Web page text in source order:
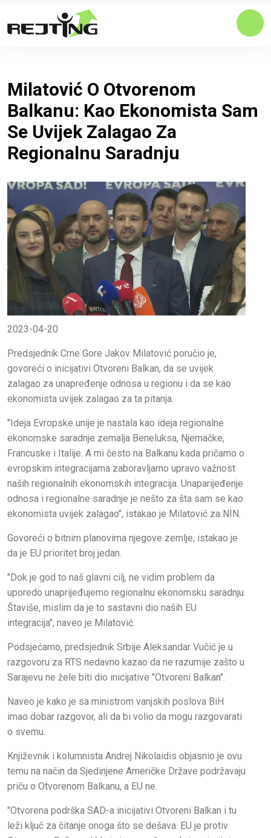
Milatović O Otvorenom
Balkanu: Kao Ekonomista Sam
Se Uvijek Zalagao Za
Regionalnu Saradnju
2023-04-20
Predsjednik Crne Gore Jakov Milatović poručio je,
govoreći o inicijativi Otvoreni Balkan, da se uvijek
zalagao za unapređenje odnosa u regionu i da se kao
ekonomista uvijek zalagao za ta pitanja.
"Ideja Evropske unije je nastala kao ideja regionalne
ekonomske saradnje zemalja Beneluksa, Njemačke,
Francuske i Italije. A mi često na Balkanu kada pričamo o
evropskim integracijama zaboravljamo upravo važnost
naših regionalnih ekonomskih integracija. Unaparijeđenje
odnosa i regionalne saradnje je nešto za šta sam se kao
ekonomista uvijek zalagao", istakao je Milatović za NIN.
Govoreći o bitnim planovima njegove zemlje, istakao je
da je EU prioritet broj jedan.
"Dok je god to naš glavni cilj, ne vidim problem da
uporedo unaprijeđujemo regionalnu ekonomsku saradnju.
Štaviše, mislim da je to sastavni dio naših EU
integracija", naveo je Milatović.
Podsjećamo, predsjednik Srbije Aleksandar Vučić je u
razgovoru za RTS nedavno kazao da ne razumije zašto u
Sarajevu ne žele biti dio inicijative "Otvoreni Balkan".
Naveo je kako je sa ministrom vanjskih poslova BiH
imao dobar razgovor, ali da bi volio da mogu razgovarati
o svemu.
Književnik i kolumnista Andrej Nikolaidis objasnio je ovu
temu na način da Sjedinjene Američke Države podržavaju
priču o Otvorenom Balkanu, a EU ne.
"Otvorena podrška SAD-a inicijativi Otvoreni Balkan i tu
leži ključ za čitanje onoga što se dešava. EU je protiv